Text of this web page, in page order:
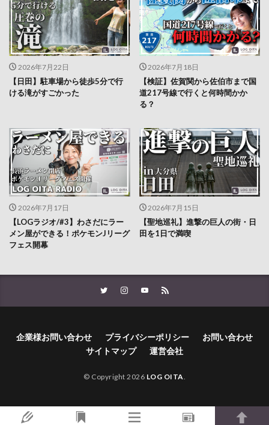
2026年7月22日
【日田】駐車場から徒歩5分で行
ける滝がすごかった
2026年7月18日
【検証】佐賀関から佐伯市まで国
道217号線で行くと何時間かか
る？
2026年7月17日
【LOGラジオ/#3】わさだにラー
メン屋ができる！ポケモンJリーグ
フェス開幕
2026年7月15日
【聖地巡礼】進撃の巨人の街・日
田を1日で満喫
企業様お問い合わせ プライバシーポリシー
お問い合わせ
サイトマップ
運営会社
© Copyright 2026 LOG OITA